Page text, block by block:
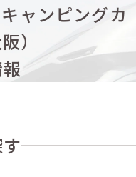
ャンピングカ
）